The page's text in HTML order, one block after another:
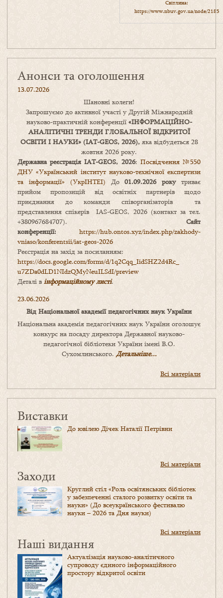
Світлина:
https://www.nbuv.gov.ua/node/2185
Анонси та оголошення
13.07.2026
Шановні колеги!
Запрошуємо до активної участі у Другій Міжнародній
науково-практичній конференції «ІНФОРМАЦІЙНО-
АНАЛІТИЧНІ ТРЕНДИ ГЛОБАЛЬНОЇ ВІДКРИТОЇ
ОСВІТИ І НАУКИ» (IAT-GEOS, 2026),яка відбудеться 28
жовтня 2026 року.
Державна реєстрація IAT-GEOS, 2026: Посвідчення №550
ДНУ «Український інститут науково-технічної експертизи
та інформації» (УкрІНТЕІ) До01.09.2026 рокутриває
прийом пропозицій від освітніх партнерів щодо
приєднання до команди співорганізаторів та
представлення спікерів IAS-GEOS, 2026 (контакт за тел.
+380967684707). Сайт
конференції: https://hub.ontos.xyz/index.php/zakhody-
vniaso/konferentsii/iat-geos-2026
Реєстрація на захід за посиланням:
https://docs.google.com/forms/d/1q2Cqq_IidSHZ2d4Rc_
u7ZDa0dLD1NIdzQMyNeuILSdI/preview
Деталі в інформаційному листі.
23.06.2026
Від Національної академії педагогічних наук України
Національна академія педагогічних наук України оголошує
конкурс на посаду директора Державної науково-
педагогічної бібліотеки України імені В.О.
Сухомлинського. Детальніше...
Всі матеріали
Виставки
До ювілею Дічек Наталії Петрівни
Всі матеріали
Заходи
Круглий стіл «Роль освітянських бібліотек
у забезпеченні сталого розвитку освіти та
науки» (До всеукраїнського фестивалю
науки – 2026 та Дня науки)
Всі матеріали
Наші видання
Актуалізація науково-аналітичного
супроводу єдиного інформаційного
простору відкритої освіти